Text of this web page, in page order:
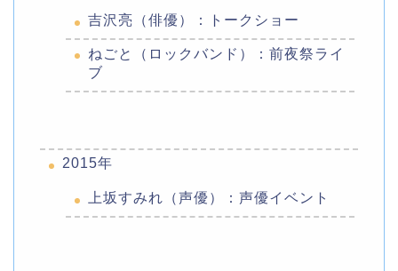
吉沢亮（俳優）：トークショー
ねごと（ロックバンド）：前夜祭ライ
ブ
2015年
上坂すみれ（声優）：声優イベント